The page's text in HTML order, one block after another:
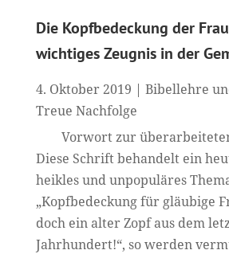
Die Kopfbedeckung der
wichtiges Zeugnis in der
4. Oktober 2019 | Bibellehre
Treue Nachfolge
Vorwort zur überarbeiteten
Diese Schrift behandelt ein
heikles und unpopuläres
„Kopfbedeckung für gläubige
doch ein alter Zopf aus dem
Jahrhundert!“, so werden